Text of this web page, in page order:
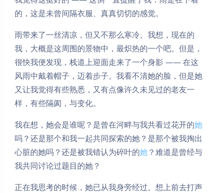
的，这是未曾间隔衣服、真真切切的感觉。
雨带来了一丝清凉，但又不那么寒冷。我想，现在的
我，大概是这周围的景物中，最炽热的一个吧。但是，
很快我便发现，栈道上迎面走来了一个身影 —— 在这
风雨中戴着帽子，迈着步子。我看不清她的脸，但是她
又让我觉得有些熟悉，又有点像许久未见过的老友一
样，有些隔阂，与变化。
我在想，她会是谁呢？是曾在河畔与我共看过花开的她
吗？还是那个和我一起共同探索的她？是那个被我掏出
心脏的她吗？还是被我错认为碎叶的她？难道是曾经与
我共同讨论过题目的她？
正在我思考的时候，她已从我身旁经过。想上前去打声